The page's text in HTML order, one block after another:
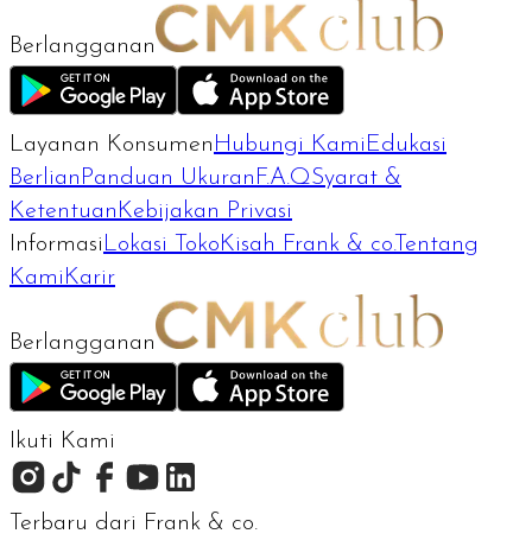
Berlangganan
Layanan Konsumen Hubungi Kami Edukasi
Berlian Panduan Ukuran F.A.QSyarat &
Ketentuan Kebijakan Privasi
Informasi Lokasi TokoKisah Frank & co.Tentang
Kami Karir
Berlangganan
Ikuti Kami
Terbaru dari Frank & co.